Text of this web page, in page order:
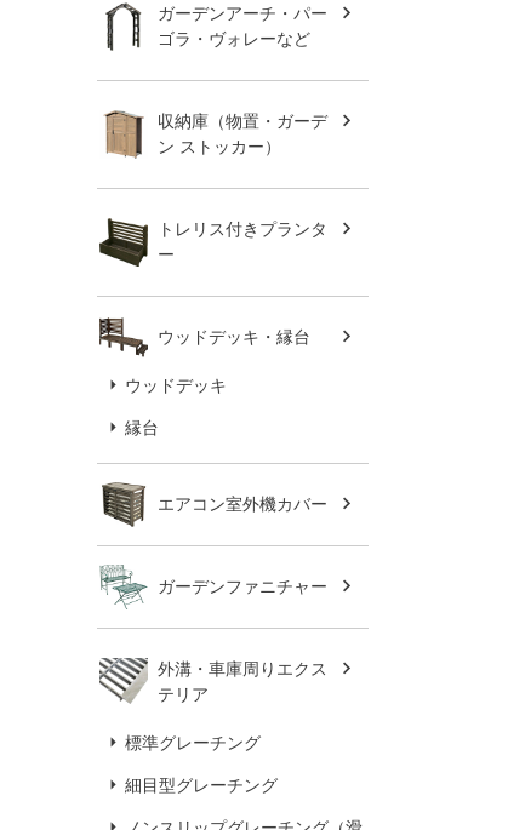
ガーデンアーチ・パー
ゴラ・ヴォレーなど
収納庫（物置・ガーデ
ン ストッカー）
トレリス付きプランタ
ー
ウッドデッキ・縁台
ウッドデッキ
縁台
エアコン室外機カバー
ガーデンファニチャー
外溝・車庫周りエクス
テリア
標準グレーチング
細目型グレーチング